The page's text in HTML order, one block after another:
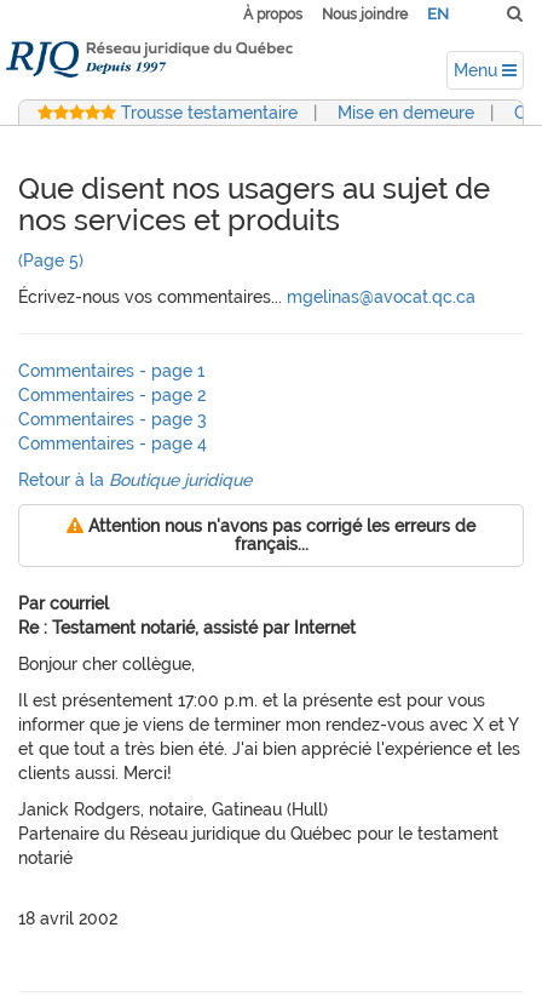
À propos Nous joindre EN
Menu
Trousse testamentaire Mise en demeure
Que disent nos usagers au sujet de
nos services et produits
(Page 5)
Écrivez-nous vos commentaires... mgelinas@avocat.qc.ca
Commentaires - page 1
Commentaires - page 2
Commentaires - page 3
Commentaires - page 4
Retour à la Boutique juridique
Attention nous n'avons pas corrigé les erreurs de
français...
Par courriel
Re : Testament notarié, assisté par Internet
Bonjour cher collègue,
Il est présentement 17:00 p.m. et la présente est pour vous
informer que je viens de terminer mon rendez-vous avec X et Y
et que tout a très bien été. J'ai bien apprécié l'expérience et les
clients aussi. Merci!
Janick Rodgers, notaire, Gatineau (Hull)
Partenaire du Réseau juridique du Québec pour le testament
notarié
18 avril 2002